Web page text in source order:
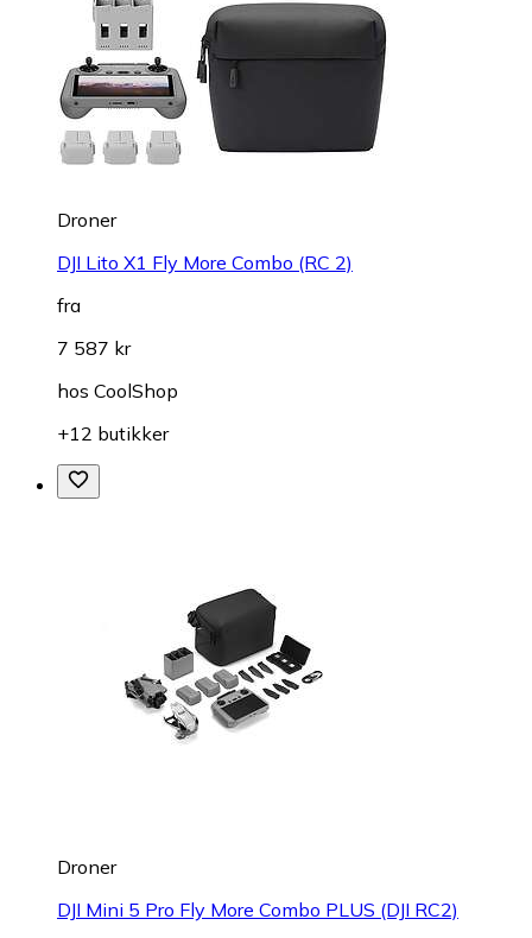
Droner
DJI Lito X1 Fly More Combo (RC 2)
fra
7 587 kr
hos CoolShop
+12 butikker
Droner
DJI Mini 5 Pro Fly More Combo PLUS (DJI RC2)